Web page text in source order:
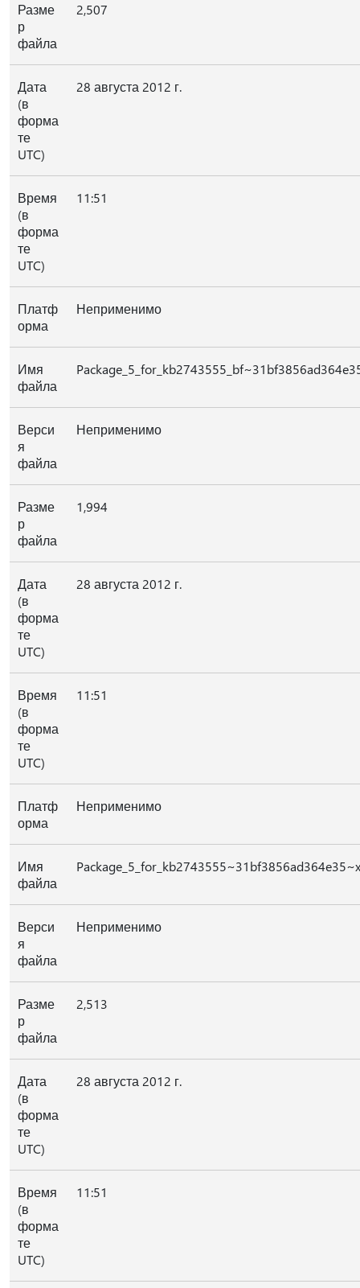
Разме
р
файла
2,507
Дата
(в
форма
те
UTC)
28 августа 2012 г.
Время
(в
форма
те
UTC)
11:51
Платф
орма
Неприменимо
Имя
файла
Верси
я
файла
Неприменимо
Разме
р
файла
1,994
Дата
(в
форма
те
UTC)
28 августа 2012 г.
Время
(в
форма
те
UTC)
11:51
Платф
орма
Неприменимо
Имя
файла
Верси
я
файла
Неприменимо
Разме
р
файла
2,513
Дата
(в
форма
те
UTC)
28 августа 2012 г.
Время
(в
форма
те
UTC)
11:51